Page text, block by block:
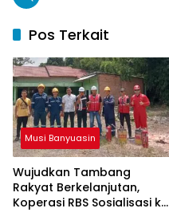
Pos Terkait
Musi Banyuasin
Wujudkan Tambang
Rakyat Berkelanjutan,
Koperasi RBS Sosialisasi ke